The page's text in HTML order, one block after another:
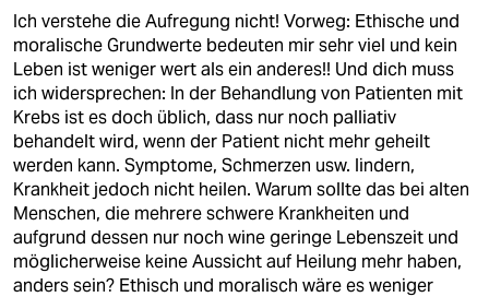
verlag
veranstaltungen
shop
fragen & hilfe
unterstützen
abo
genossenschaft
Ich verstehe die Aufregung nicht! Vorweg: Ethische und
moralische Grundwerte bedeuten mir sehr viel und kein
Leben ist weniger wert als ein anderes!! Und dich muss
ich widersprechen: In der Behandlung von Patienten mit
Krebs ist es doch üblich, dass nur noch palliativ
behandelt wird, wenn der Patient nicht mehr geheilt
werden kann. Symptome, Schmerzen usw. lindern,
Krankheit jedoch nicht heilen. Warum sollte das bei alten
Menschen, die mehrere schwere Krankheiten und
aufgrund dessen nur noch wine geringe Lebenszeit und
möglicherweise keine Aussicht auf Heilung mehr haben,
anders sein? Ethisch und moralisch wäre es weniger